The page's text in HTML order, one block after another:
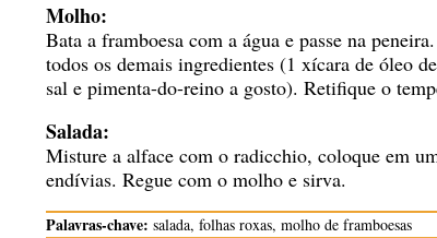
Molho:
Bata a framboesa com a água e passe na
todos os demais ingredientes (1 xícara de óleo
sal e pimenta-do-reino a gosto). Retifique o
Salada:
Misture a alface com o radicchio, coloque em
endívias. Regue com o molho e sirva.
Palavras-chave: salada, folhas roxas, molho de framboesas